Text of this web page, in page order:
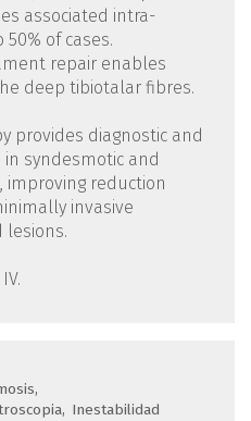
associated intra-
of cases.
repair enables
deep tibiotalar fibres.
provides diagnostic and
syndesmotic and
improving reduction
invasive
lesions.
Inestabilidad